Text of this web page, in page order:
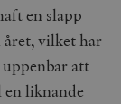
en slapp
vilket har
att
liknande